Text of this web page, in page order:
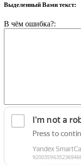
Выделенный Вами текст:
В чём ошибка?: